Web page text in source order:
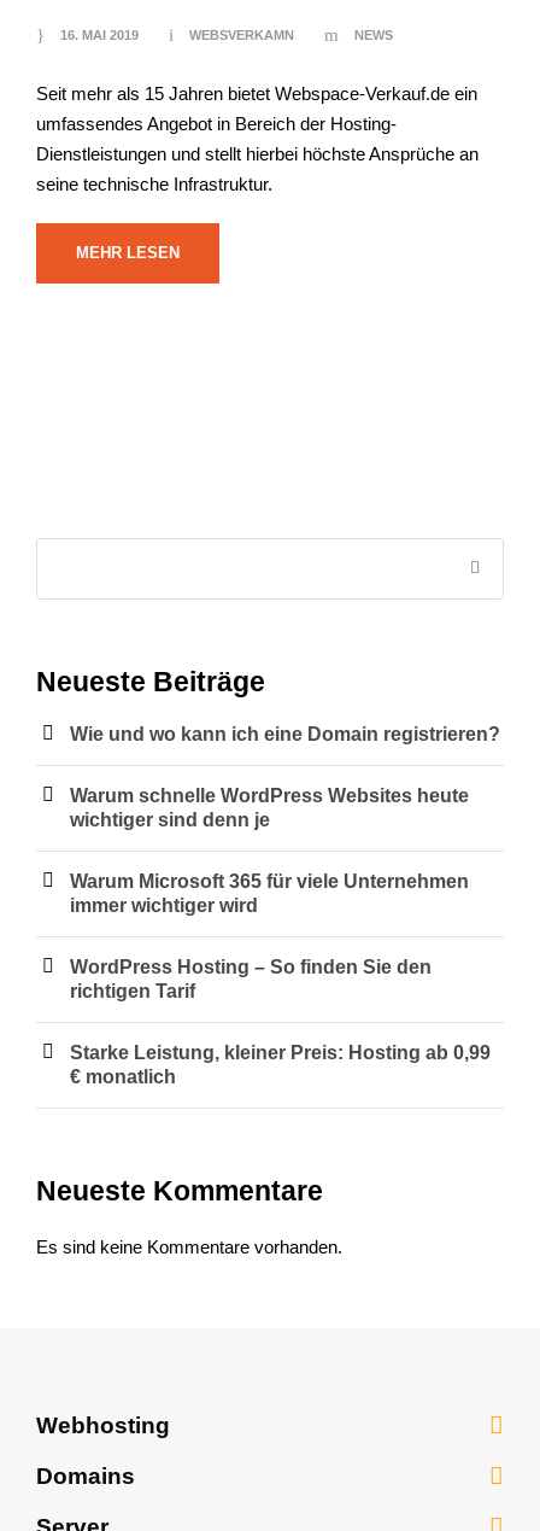
16. MAI 2019 WEBSVERKAMN NEWS
Seit mehr als 15 Jahren bietet Webspace-Verkauf.de ein
umfassendes Angebot in Bereich der Hosting-
Dienstleistungen und stellt hierbei höchste Ansprüche an
seine technische Infrastruktur.
MEHR LESEN
Neueste Beiträge
Wie und wo kann ich eine Domain registrieren?
Warum schnelle WordPress Websites heute
wichtiger sind denn je
Warum Microsoft 365 für viele Unternehmen
immer wichtiger wird
WordPress Hosting – So finden Sie den
richtigen Tarif
Starke Leistung, kleiner Preis: Hosting ab 0,99
€ monatlich
Neueste Kommentare
Es sind keine Kommentare vorhanden.
Webhosting
Webhosting
Domains